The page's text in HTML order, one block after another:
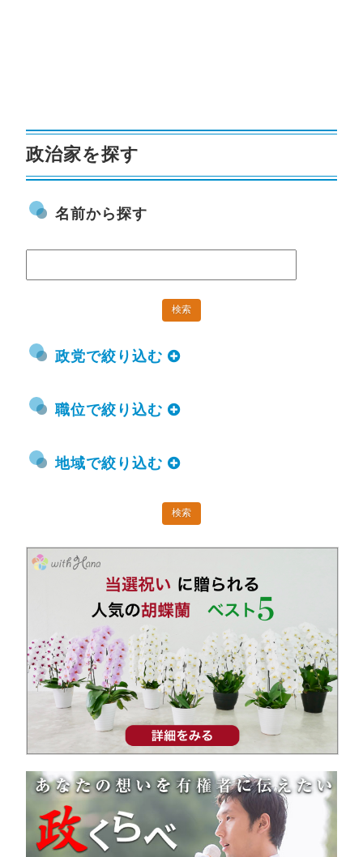
政治家を探す
名前から探す
政党で絞り込む
職位で絞り込む
地域で絞り込む